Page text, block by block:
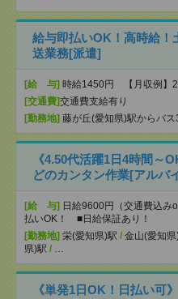
給与即払いOK！高時給！
送業務[派遣]
[給 与] 時給1450円 【月収例】
[交通費]交通費支給有り
[勤務地] 藤が丘(愛知県)駅からバス
《4.50代活躍1日4時間～
どのカンタン作業[アルバ
[給 与] 日給9600円（交通費込
払いOK！ ■日給保証あり！
[勤務地] 栄(愛知県)駅 / 金山(愛知県
県)駅 / …
《単発1日OK！日払い可